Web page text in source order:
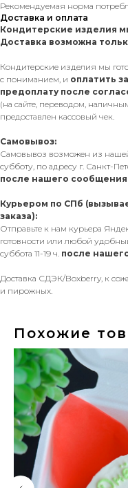
Рекомендуемая норма
Доставка и оплата
Кондитерские изделия
Доставка возможна
Кондитерские изделия мы
с пониманием, и оплатить
предоплату после
(на сайте, переводом,
предоставлен кассовый чек.
Самовывоз:
Самовывоз возможен из нашей
субботу, по адресу г. Санкт-
после нашего сообщения,
Курьером по СПб
заказа):
Отправьте к нам курьера
готовности или любой
суббота 11-19 ч. после
Доставка СДЭК/Boxberry, к
и пирожных.
Похожие